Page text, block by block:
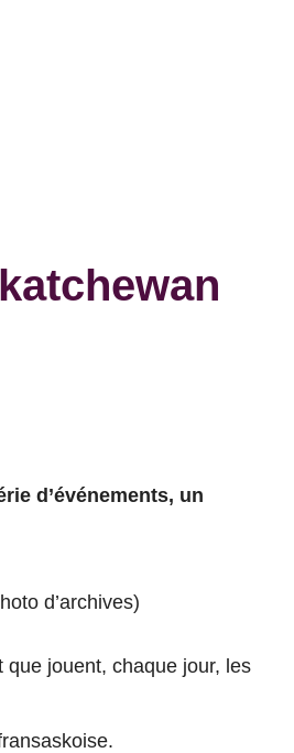
d’événements, un
d’archives)
jouent, chaque jour, les